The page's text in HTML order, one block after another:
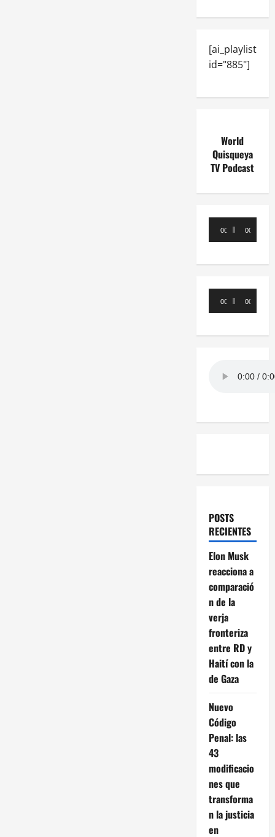
[ai_playlist
id="885"]
World
Quisqueya
TV Podcast
Reproductor
de
00:00 00:00
Reproductor
de
00:00 00:00
POSTS
RECIENTES
Elon Musk
reacciona a
comparació
n de la
verja
fronteriza
entre RD y
Haití con la
de Gaza
Nuevo
Código
Penal: las
43
modificacio
nes que
transforma
n la justicia
en